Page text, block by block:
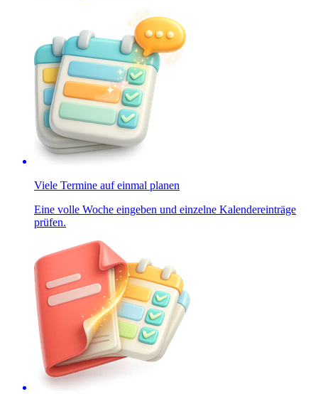
Viele Termine auf einmal planen
Eine volle Woche eingeben und einzelne Kalendereinträge
prüfen.